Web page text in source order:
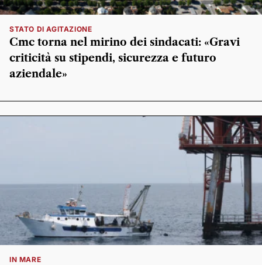
STATO DI AGITAZIONE
Cmc torna nel mirino dei sindacati: «Gravi
criticità su stipendi, sicurezza e futuro
aziendale»
IN MARE